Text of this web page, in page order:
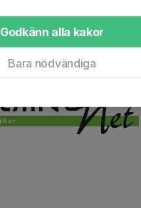
Godkänn alla kakor
Bara nödvändiga